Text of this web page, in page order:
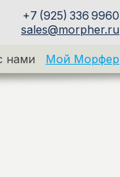
+7 (925) 336 9960
sales@morpher.ru
нами Мой Морфер